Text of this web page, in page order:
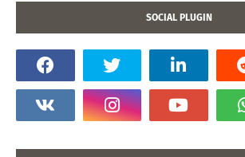
SOCIAL PLUGIN